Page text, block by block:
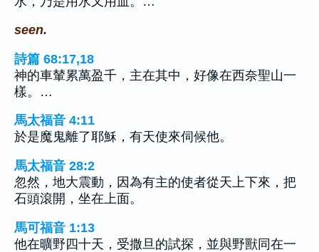
seen.
詩篇 68:17,18
神的車輦累萬盈千，主在其中，好像在西奈聖山一
樣。…
馬太福音 4:11
於是魔鬼離了耶穌，有天使來伺候他。
馬太福音 28:2
忽然，地大震動，因為有主的使者從天上下來，把
石頭滾開，坐在上面。
馬可福音 1:13
他在曠野四十天，受撒旦的試探，並與野獸同在一